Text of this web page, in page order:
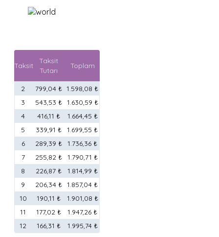
Taksit
Taksit
Tutarı
Toplam
2 799,04 ₺ 1.598,08 ₺
3
543,53 ₺ 1.630,59 ₺
4
416,11 ₺
1.664,45 ₺
5
339,91 ₺
1.699,55 ₺
6
289,39 ₺
1.736,36 ₺
7
255,82 ₺
1.790,71 ₺
8
226,87 ₺
1.814,99 ₺
9
206,34 ₺ 1.857,04 ₺
10
190,11 ₺
1.901,08 ₺
11
177,02 ₺
1.947,26 ₺
12
166,31 ₺ 1.995,74 ₺